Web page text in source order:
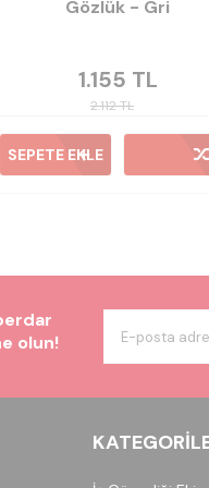
Gözlük - Gri
2.112TL
1.155 TL
SEPETE EKLE
olun!